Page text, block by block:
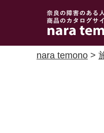
奈良で障害の
の手作り商
temono
nara temono >